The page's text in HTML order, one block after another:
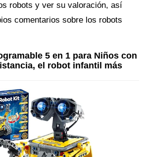
robots y ver su valoración, así
comentarios sobre los robots
5 en 1 para Niños con
el robot infantil más